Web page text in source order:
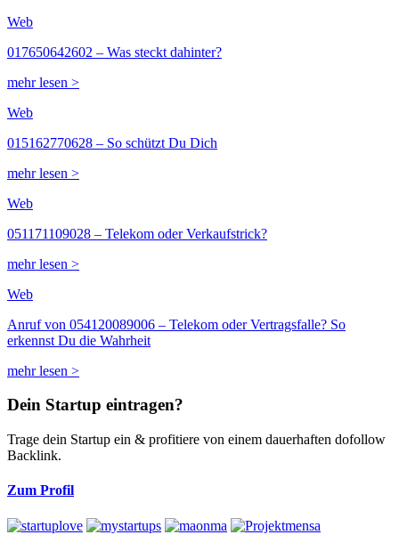
Web
017650642602 – Was steckt dahinter?
mehr lesen >
Web
015162770628 – So schützt Du Dich
mehr lesen >
Web
051171109028 – Telekom oder Verkaufstrick?
mehr lesen >
Web
Anruf von 054120089006 – Telekom oder Vertragsfalle? So
erkennst Du die Wahrheit
mehr lesen >
Dein Startup eintragen?
Trage dein Startup ein & profitiere von einem dauerhaften dofollow
Backlink.
Zum Profil